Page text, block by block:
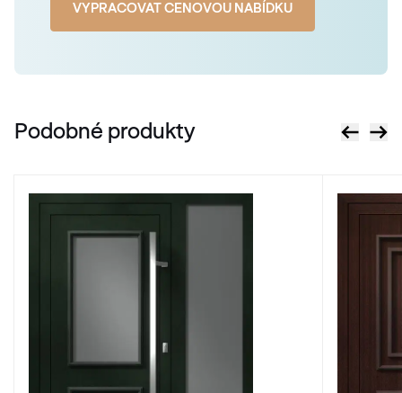
VYPRACOVAT CENOVOU NABÍDKU
Podobné produkty